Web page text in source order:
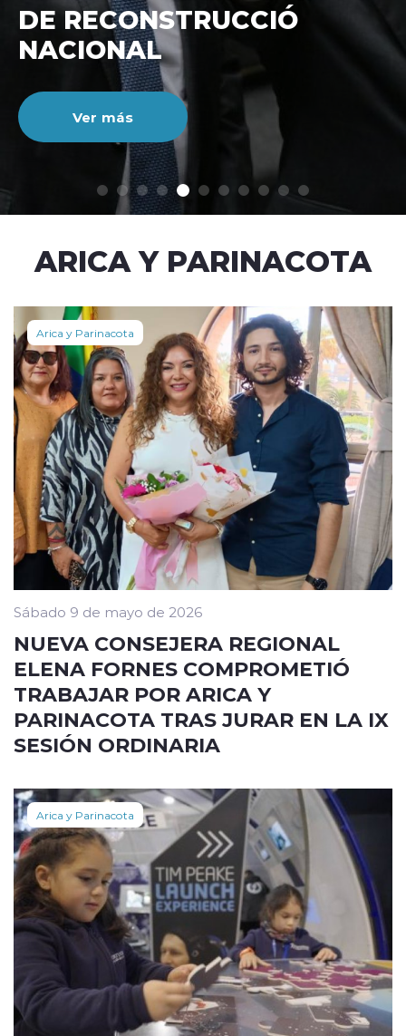
modo claro
DE RECONSTRUCCIÓ
NACIONAL
Ver más
ARICA Y PARINACOTA
Arica y Parinacota
Sábado 9 de mayo de 2026
NUEVA CONSEJERA REGIONAL
ELENA FORNES COMPROMETIÓ
TRABAJAR POR ARICA Y
PARINACOTA TRAS JURAR EN LA IX
SESIÓN ORDINARIA
Arica y Parinacota